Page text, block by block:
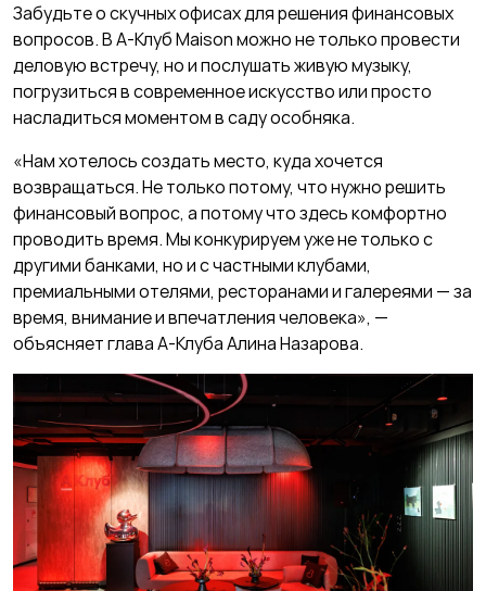
Забудьте о скучных офисах для решения финансовых
вопросов. В А-Клуб Maison можно не только провести
деловую встречу, но и послушать живую музыку,
погрузиться в современное искусство или просто
насладиться моментом в саду особняка.
«Нам хотелось создать место, куда хочется
возвращаться. Не только потому, что нужно решить
финансовый вопрос, а потому что здесь комфортно
проводить время. Мы конкурируем уже не только с
другими банками, но и с частными клубами,
премиальными отелями, ресторанами и галереями — за
время, внимание и впечатления человека», —
объясняет глава А-Клуба Алина Назарова.